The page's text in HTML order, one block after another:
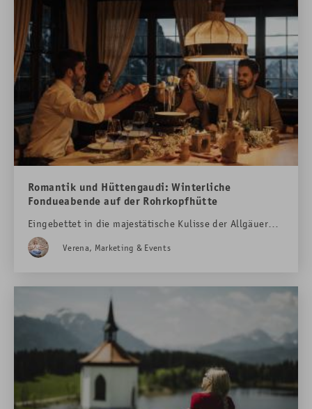
Romantik und Hüttengaudi: Winterliche
Fondueabende auf der Rohrkopfhütte
Eingebettet in die majestätische Kulisse der Allgäuer
Alpen, nahe dem weltberühmten Schloss
Neuschwanstein, verbirgt sich ein besonderes Bergjuwel
Verena, Marketing & Events